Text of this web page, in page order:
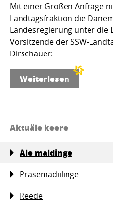
Mit einer Großen Anfrage
Landtagsfraktion die
Landesregierung unter die
Vorsitzende der SSW-
Dirschauer:
Weiterlesen
Aktuäle keere
Åle maldinge
Präsemadiilinge
Reede